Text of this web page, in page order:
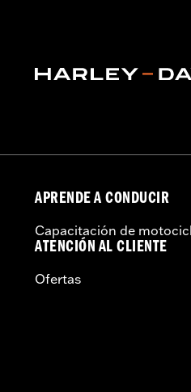
vinRequerido: false
APRENDE A CONDUCIR
Capacitación de
ATENCIÓN AL CLIENTE
Ofertas